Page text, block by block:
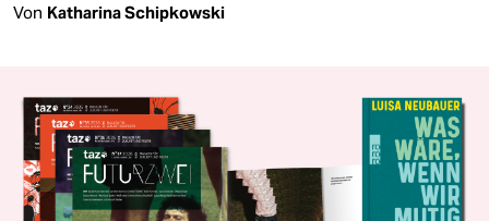
Von Katharina Schipkowski